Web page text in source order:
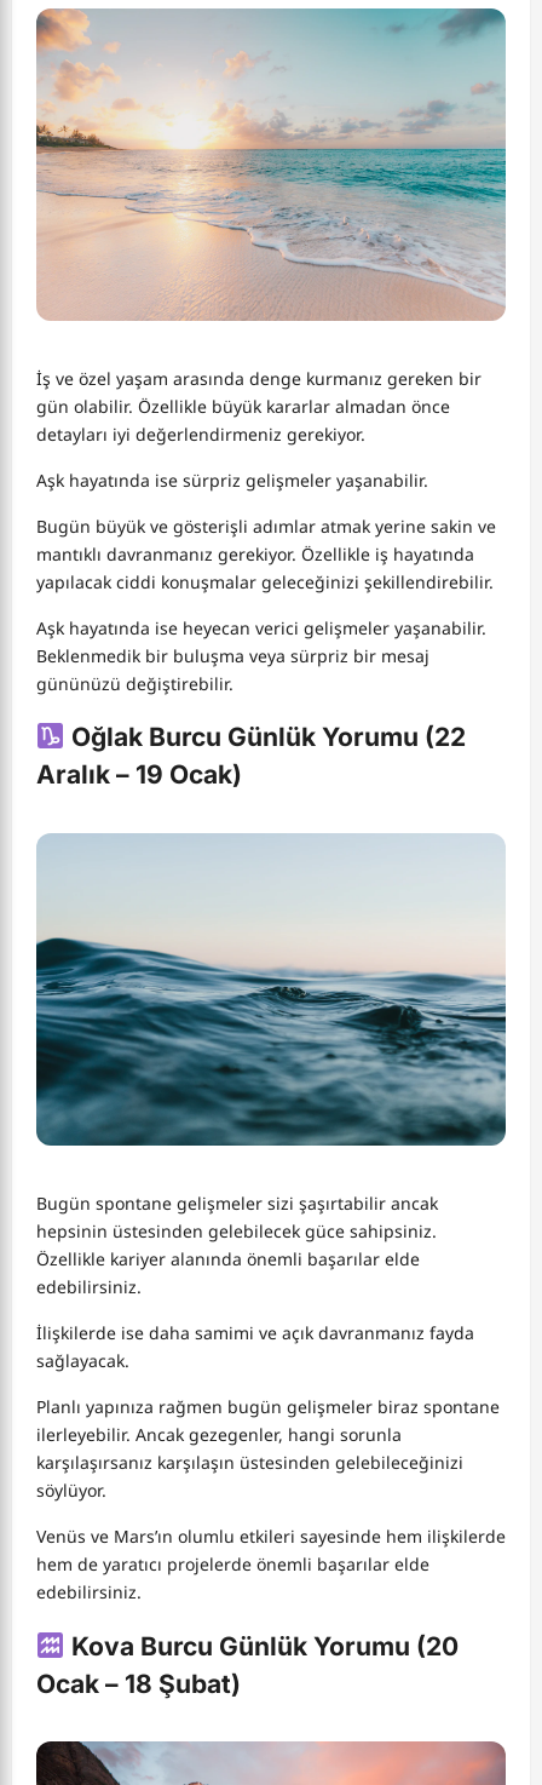
İş ve özel yaşam arasında denge kurmanız gereken bir
gün olabilir. Özellikle büyük kararlar almadan önce
detayları iyi değerlendirmeniz gerekiyor.
Aşk hayatında ise sürpriz gelişmeler yaşanabilir.
Bugün büyük ve gösterişli adımlar atmak yerine sakin ve
mantıklı davranmanız gerekiyor. Özellikle iş hayatında
yapılacak ciddi konuşmalar geleceğinizi şekillendirebilir.
Aşk hayatında ise heyecan verici gelişmeler yaşanabilir.
Beklenmedik bir buluşma veya sürpriz bir mesaj
gününüzü değiştirebilir.
Oğlak Burcu Günlük Yorumu (22
Aralık – 19 Ocak)
Bugün spontane gelişmeler sizi şaşırtabilir ancak
hepsinin üstesinden gelebilecek güce sahipsiniz.
Özellikle kariyer alanında önemli başarılar elde
edebilirsiniz.
İlişkilerde ise daha samimi ve açık davranmanız fayda
sağlayacak.
Planlı yapınıza rağmen bugün gelişmeler biraz spontane
ilerleyebilir. Ancak gezegenler, hangi sorunla
karşılaşırsanız karşılaşın üstesinden gelebileceğinizi
söylüyor.
Venüs ve Mars’ın olumlu etkileri sayesinde hem ilişkilerde
hem de yaratıcı projelerde önemli başarılar elde
edebilirsiniz.
Kova Burcu Günlük Yorumu (20
Ocak – 18 Şubat)